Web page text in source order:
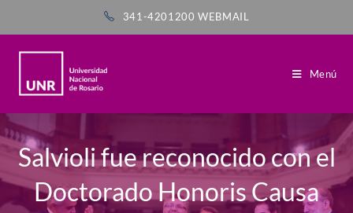
341-4201200WEBMAIL
Menú
Salvioli fue reconocido con el
Doctorado Honoris Causa